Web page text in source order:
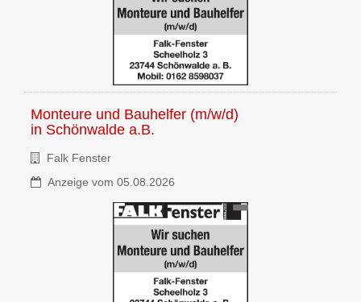
Monteure und Bauhelfer (m/w/d)
in Schönwalde a.B.
Falk Fenster
Anzeige vom 05.08.2026